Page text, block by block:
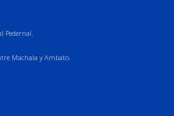
Pedernal.
Machala y Ambato.